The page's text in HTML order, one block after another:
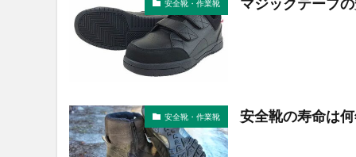
安全靴・作業靴
安全靴・作業靴 安全靴の寿命は